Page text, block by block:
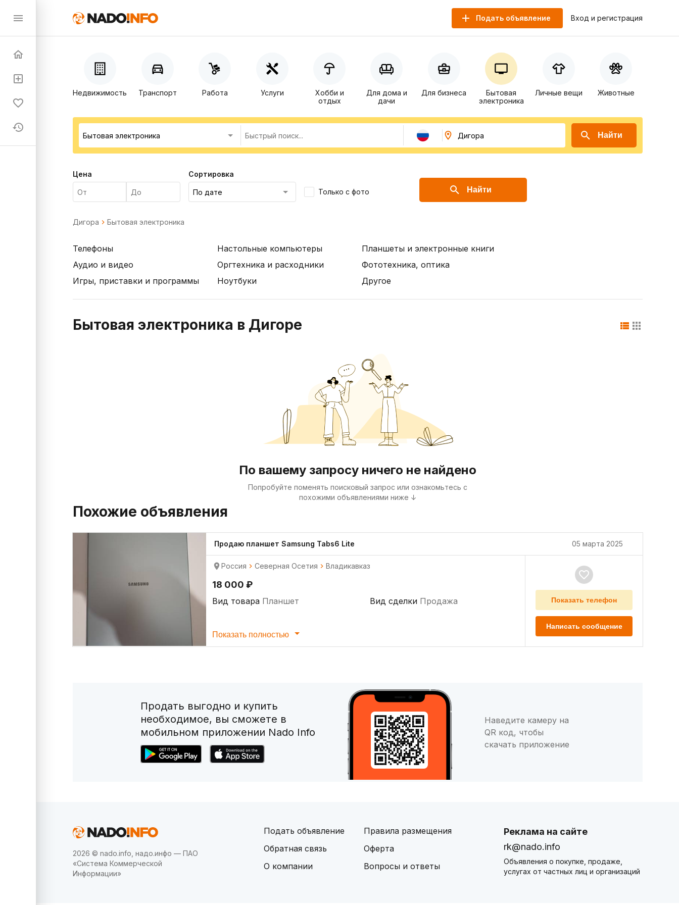
Подать объявление Вход и регистрация
Недвижимость Транспорт Работа Услуги
Хобби и
отдых
Для дома и
дачи
Для бизнеса
Бытовая
электроника
Личные вещи Животные
Найти
Цена Сортировка
Только с фото Найти
Дигора Бытовая электроника
Телефоны
Аудио и видео
Игры, приставки и программы
Настольные компьютеры
Оргтехника и расходники
Ноутбуки
Планшеты и электронные книги
Фототехника, оптика
Другое
Бытовая электроника в Дигоре
По вашему запросу ничего не найдено
Попробуйте поменять поисковый запрос или ознакомьтесь с
похожими объявлениями ниже ↓
Похожие объявления
Продаю планшет Samsung Tabs6 Lite 05 марта 2025
Россия Северная Осетия Владикавказ
18 000 ₽
Вид товара Планшет Вид сделки Продажа
Показать полностью
Показать телефон
Написать сообщение
Продать выгодно и купить
необходимое, вы сможете в
мобильном приложении Nado Info
Наведите камеру на
QR код, чтобы
скачать приложение
2026 © nado.info, надо.инфо — ПАО
«Система Коммерческой
Информации»
Подать объявление
Обратная связь
О компании
Правила размещения
Оферта
Вопросы и ответы
Реклама на сайте
rk@nado.info
Объявления о покупке, продаже,
услугах от частных лиц и организаций